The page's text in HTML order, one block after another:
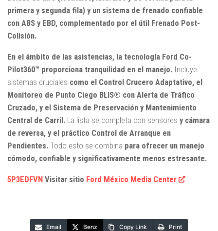
primera y segunda fila) y un sistema de frenado confiable
con ABS y EBD, complementado por el útil Frenado Post-
Colisión.
En el ámbito de las asistencias, la tecnología Ford Co-
Pilot360™ proporciona tranquilidad en el manejo. Incluye
sistemas cruciales como el Control Crucero Adaptativo, el
Monitoreo de Punto Ciego BLIS® con Alerta de Tráfico
Cruzado, y el Sistema de Preservación y Mantenimiento
Central de Carril. La lista se completa con sensores y cámara
de reversa, y el práctico Control de Arranque en
Pendientes. Todo esto se combina para ofrecer un manejo
cómodo, confiable y significativamente menos estresante.
5P3EDFVN Visitar sitio Ford México Media Center
Email Benz Copy Link Print